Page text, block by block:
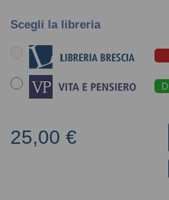
Scegli la libreria
25,00 €